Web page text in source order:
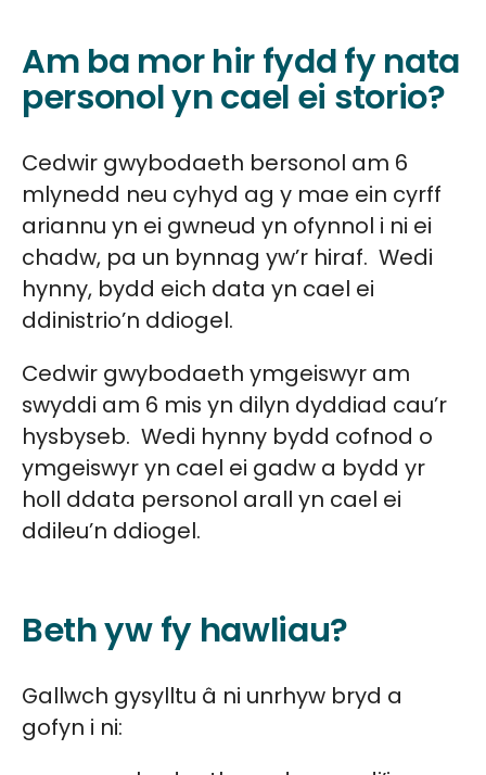
Am ba mor hir fydd fy nata
personol yn cael ei storio?
Cedwir gwybodaeth bersonol am 6
mlynedd neu cyhyd ag y mae ein cyrff
ariannu yn ei gwneud yn ofynnol i ni ei
chadw, pa un bynnag yw’r hiraf. Wedi
hynny, bydd eich data yn cael ei
ddinistrio’n ddiogel.
Cedwir gwybodaeth ymgeiswyr am
swyddi am 6 mis yn dilyn dyddiad cau’r
hysbyseb. Wedi hynny bydd cofnod o
ymgeiswyr yn cael ei gadw a bydd yr
holl ddata personol arall yn cael ei
ddileu’n ddiogel.
Beth yw fy hawliau?
Gallwch gysylltu â ni unrhyw bryd a
gofyn i ni: